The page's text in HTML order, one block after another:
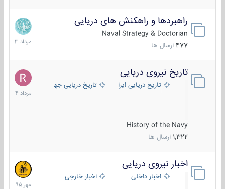
راهبردها و راهکنش های دریایی
Naval Strategy & Doctorian
477 ارسال ها
2
مرداد
1403
تاریخ نیروی دریایی
تاریخ دریایی ایران تاریخ دریایی جهان
History of the Navy
1,322 ارسال ها
16
مرداد
1404
اخبار نیروی دریایی
اخبار داخلی اخبار خارجی
27
مهر
1395